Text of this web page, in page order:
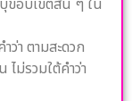
ขอบเขตสั้น ๆ ใน
ว่า ตามสะดวก
ม่รวมใต้คำว่า